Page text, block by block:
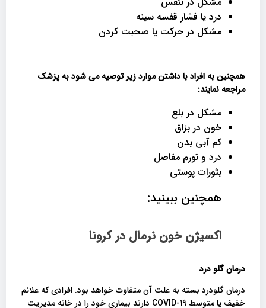
درد یا فشار قفسه سینه
مشکل در حرکت یا صحبت کردن
همچنین به افراد با داشتن موارد زیر توصیه می شود به پزشک
مراجعه نمایند:
مشکل در بلع
خون در بزاق
کم آبی بدن
درد و تورم مفاصل
بثورات پوستی
همچنین ببینید:
اکسیژن خون نرمال در کرونا
درمان گلو درد
درمان گلودرد بسته به علت آن متفاوت خواهد بود. افرادی که علائم
خفیف یا متوسط ​​COVID-19 دارند بیماری خود را در خانه مدیریت